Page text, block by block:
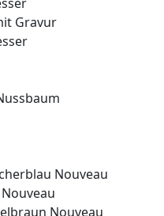
Gravur
Nouveau
Nouveau
Nouveau